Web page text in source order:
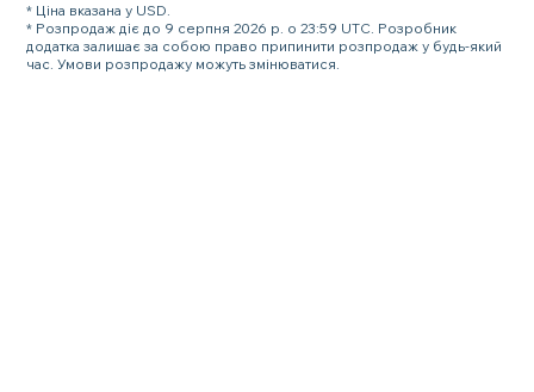
* Ціна вказана у USD.
* Розпродаж діє до 9 серпня 2026 р. о 23:59 UTC. Розробник
додатка залишає за собою право припинити розпродаж у будь-який
час. Умови розпродажу можуть змінюватися.